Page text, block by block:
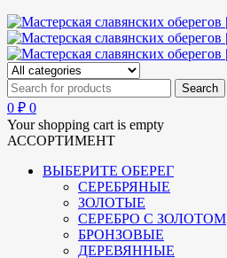
0 ₽ 0
Your shopping cart is empty
АССОРТИМЕНТ
ВЫБЕРИТЕ ОБЕРЕГ
СЕРЕБРЯНЫЕ
ЗОЛОТЫЕ
СЕРЕБРО С ЗОЛОТОМ
БРОНЗОВЫЕ
ДЕРЕВЯННЫЕ